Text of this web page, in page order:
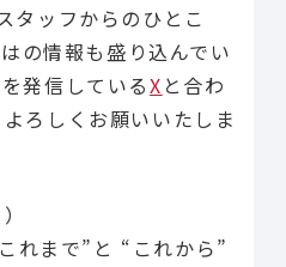
タッフからのひとこ
の情報も盛り込んでい
発信しているX と合わ
ろしくお願いいたしま
まで”と “これから”